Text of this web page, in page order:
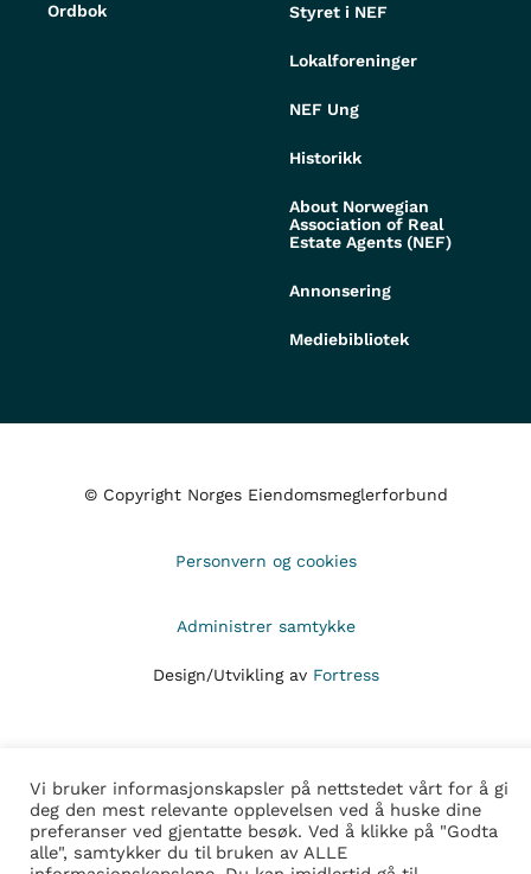
Ordbok Styret i NEF
Lokalforeninger
NEF Ung
Historikk
About Norwegian
Association of Real
Estate Agents (NEF)
Annonsering
Mediebibliotek
© Copyright Norges Eiendomsmeglerforbund
Personvern og cookies
Administrer samtykke
Design/Utvikling av Fortress
Vi bruker informasjonskapsler på nettstedet vårt for å gi
deg den mest relevante opplevelsen ved å huske dine
preferanser ved gjentatte besøk. Ved å klikke på "Godta
alle", samtykker du til bruken av ALLE